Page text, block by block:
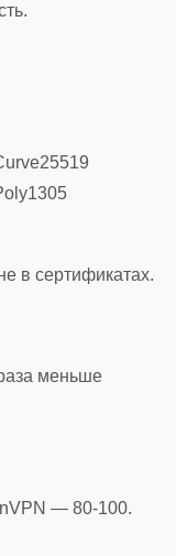
в сертификатах.
меньше
— 80-100.